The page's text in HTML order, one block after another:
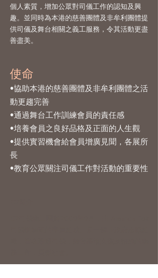
個人素質，增加公眾對司儀⼯作的認知及興
趣。並同時為本港的慈善團體及非牟利團體提
供司儀及舞台相關之義工服務，令其活動更盡
善盡美。
使命
•協助本港的慈善團體及非牟利團體之活
動更趨完善
•通過舞台工作訓練會員的責任感
•培養會員之良好品格及正面的人生觀
•提供實習機會給會員增廣⾒聞，各展所
長
•教育公眾關注司儀工作對活動的重要性